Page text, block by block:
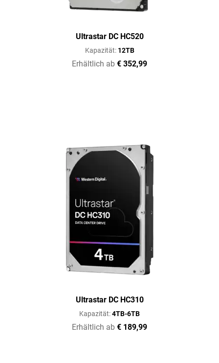
Ultrastar DC HC520
Kapazität: 12TB
Erhältlich ab € 352,99
Ultrastar DC HC310
Kapazität:4TB-6TB
Erhältlich ab € 189,99